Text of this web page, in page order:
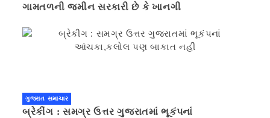
ગામતળની જમીન સરકારી છે કે ખાનગી
ગુજરાત સમાચાર
બ્રેકીંગ : સમગ્ર ઉત્તર ગુજરાતમાં ભૂકંપનાં